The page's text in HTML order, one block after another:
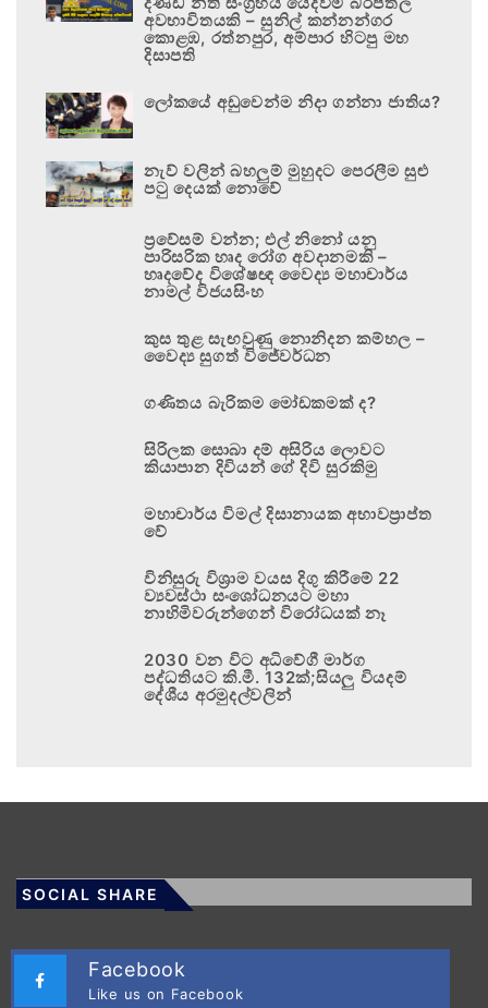
අවභාවිතයකි – සුනිල් කන්නන්ගර
කොළඹ, රත්නපුර, අම්පාර හිටපු මහ
දිසාපති
ලෝකයේ අඩුවෙන්ම නිදා ගන්නා ජාතිය?
නැව් වලින් බහලුම් මුහුදට පෙරලීම සුළු
පටු දෙයක් නොවේ
ප්‍රවේසම් වන්න; එල් නිනෝ යනු
පාරිසරික හෘද රෝග අවදානමකි –
හෘදවේද විශේෂඥ වෛද්‍ය මහාචාර්ය
නාමල් විජයසිංහ
කුස තුළ සැඟවුණු නොනිදන කම්හල –
වෛද්‍ය සුගත් විජේවර්ධන
ගණිතය බැරිකම මෝඩකමක් ද?
සිරිලක සොබා දම් අසිරිය ලොවට
කියාපාන දිවියන් ගේ දිවි සුරකිමු
මහාචාර්ය විමල් දිසානායක අභාවප්‍රාප්ත
වේ
විනිසුරු විශ්‍රාම වයස දිගු කිරීමේ 22
ව්‍යවස්ථා සංශෝධනයට මහා
නාහිමිවරුන්ගෙන් විරෝධයක් නෑ
2030 වන විට අධිවේගී මාර්ග
පද්ධතියට කි.මී. 132ක්;සියලු වියදම්
දේශීය අරමුදල්වලින්
SOCIAL SHARE
Facebook
Like us on Facebook